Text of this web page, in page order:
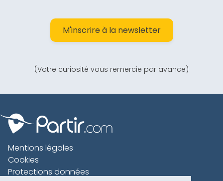
M'inscrire à la newsletter
(Votre curiosité vous remercie par avance)
Mentions légales
Cookies
Protections données